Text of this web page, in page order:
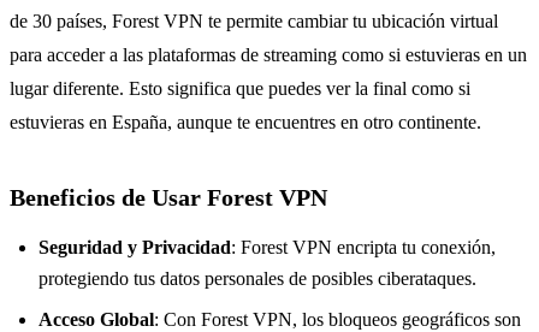
de 30 países, Forest VPN te permite cambiar tu ubicación virtual
para acceder a las plataformas de streaming como si estuvieras en un
lugar diferente. Esto significa que puedes ver la final como si
estuvieras en España, aunque te encuentres en otro continente.
Beneficios de Usar Forest VPN
Seguridad y Privacidad: Forest VPN encripta tu conexión,
protegiendo tus datos personales de posibles ciberataques.
Acceso Global: Con Forest VPN, los bloqueos geográficos son